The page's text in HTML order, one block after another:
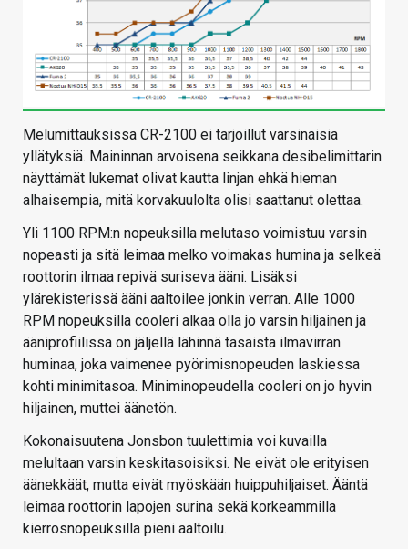
Melumittauksissa CR-2100 ei tarjoillut varsinaisia
yllätyksiä. Maininnan arvoisena seikkana desibelimittarin
näyttämät lukemat olivat kautta linjan ehkä hieman
alhaisempia, mitä korvakuulolta olisi saattanut olettaa.
Yli 1100 RPM:n nopeuksilla melutaso voimistuu varsin
nopeasti ja sitä leimaa melko voimakas humina ja selkeä
roottorin ilmaa repivä suriseva ääni. Lisäksi
ylärekisterissä ääni aaltoilee jonkin verran. Alle 1000
RPM nopeuksilla cooleri alkaa olla jo varsin hiljainen ja
ääniprofiilissa on jäljellä lähinnä tasaista ilmavirran
huminaa, joka vaimenee pyörimisnopeuden laskiessa
kohti minimitasoa. Miniminopeudella cooleri on jo hyvin
hiljainen, muttei äänetön.
Kokonaisuutena Jonsbon tuulettimia voi kuvailla
melultaan varsin keskitasoisiksi. Ne eivät ole erityisen
äänekkäät, mutta eivät myöskään huippuhiljaiset. Ääntä
leimaa roottorin lapojen surina sekä korkeammilla
kierrosnopeuksilla pieni aaltoilu.